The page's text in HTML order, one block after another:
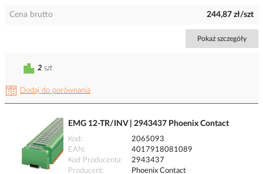
Cena brutto 244,87 zł/szt
Pokaż szczegóły
Dodaj do porównania
2 szt
EMG 12-TR/INV | 2943437 Phoenix Contact
Kod
2065093
EAN
4017918081089
Kod Producenta
2943437
Producent
Phoenix Contact